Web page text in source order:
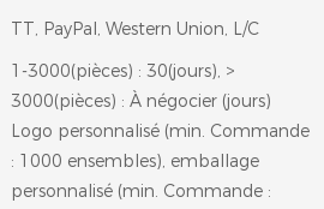
TT, PayPal, Western Union, L/C
1-3000(pièces) : 30(jours), >
3000(pièces) : À négocier (jours)
Logo personnalisé (min. Commande
: 1000 ensembles), emballage
personnalisé (min. Commande :